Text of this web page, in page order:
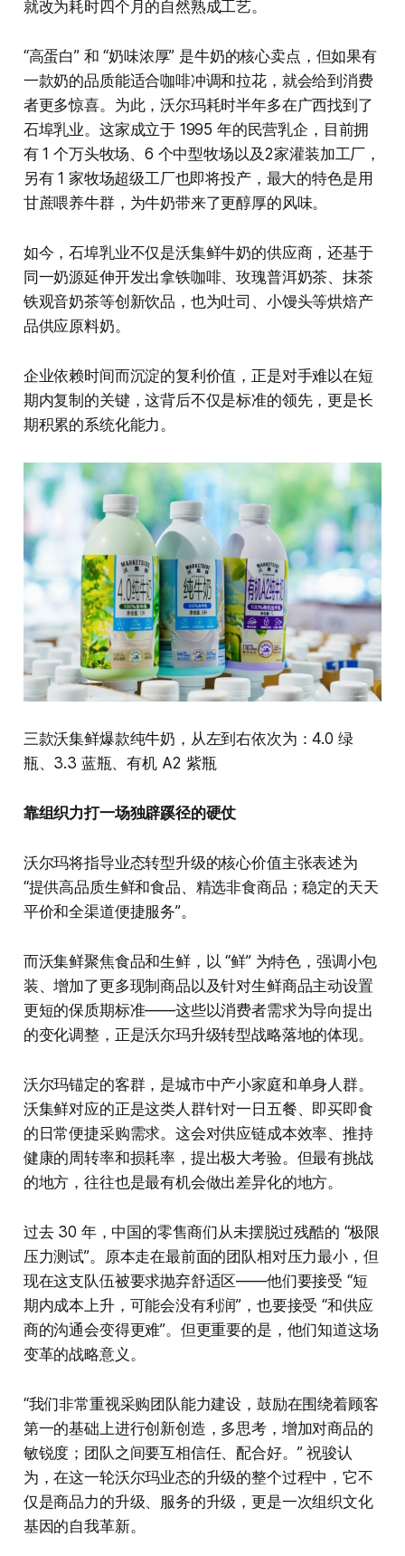
就改为耗时四个月的自然熟成工艺。
“高蛋白” 和 “奶味浓厚” 是牛奶的核心卖点，但如果有
一款奶的品质能适合咖啡冲调和拉花，就会给到消费
者更多惊喜。为此，沃尔玛耗时半年多在广西找到了
石埠乳业。这家成立于 1995 年的民营乳企，目前拥
有 1 个万头牧场、6 个中型牧场以及2家灌装加工厂，
另有 1 家牧场超级工厂也即将投产，最大的特色是用
甘蔗喂养牛群，为牛奶带来了更醇厚的风味。
如今，石埠乳业不仅是沃集鲜牛奶的供应商，还基于
同一奶源延伸开发出拿铁咖啡、玫瑰普洱奶茶、抹茶
铁观音奶茶等创新饮品，也为吐司、小馒头等烘焙产
品供应原料奶。
企业依赖时间而沉淀的复利价值，正是对手难以在短
期内复制的关键，这背后不仅是标准的领先，更是长
期积累的系统化能力。
三款沃集鲜爆款纯牛奶，从左到右依次为：4.0 绿
瓶、3.3 蓝瓶、有机 A2 紫瓶
靠组织力打一场独辟蹊径的硬仗
沃尔玛将指导业态转型升级的核心价值主张表述为
“提供高品质生鲜和食品、精选非食商品；稳定的天天
平价和全渠道便捷服务”。
而沃集鲜聚焦食品和生鲜，以 “鲜” 为特色，强调小包
装、增加了更多现制商品以及针对生鲜商品主动设置
更短的保质期标准——这些以消费者需求为导向提出
的变化调整，正是沃尔玛升级转型战略落地的体现。
沃尔玛锚定的客群，是城市中产小家庭和单身人群。
沃集鲜对应的正是这类人群针对一日五餐、即买即食
的日常便捷采购需求。这会对供应链成本效率、推持
健康的周转率和损耗率，提出极大考验。但最有挑战
的地方，往往也是最有机会做出差异化的地方。
过去 30 年，中国的零售商们从未摆脱过残酷的 “极限
压力测试”。原本走在最前面的团队相对压力最小，但
现在这支队伍被要求抛弃舒适区——他们要接受 “短
期内成本上升，可能会没有利润”，也要接受 “和供应
商的沟通会变得更难”。但更重要的是，他们知道这场
变革的战略意义。
“我们非常重视采购团队能力建设，鼓励在围绕着顾客
第一的基础上进行创新创造，多思考，增加对商品的
敏锐度；团队之间要互相信任、配合好。” 祝骏认
为，在这一轮沃尔玛业态的升级的整个过程中，它不
仅是商品力的升级、服务的升级，更是一次组织文化
基因的自我革新。